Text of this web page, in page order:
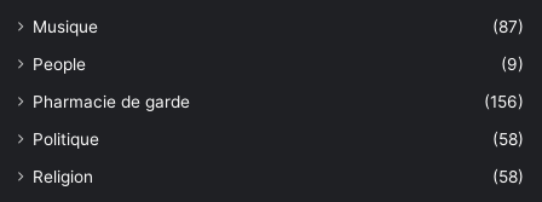
Musique
(87)
People
(9)
Pharmacie de garde
(156)
Politique
(58)
Religion
(58)